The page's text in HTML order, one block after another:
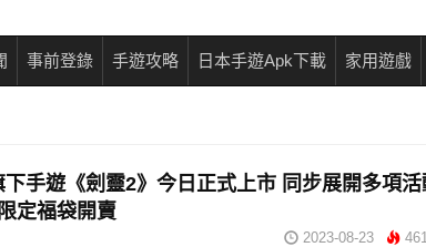
事前登錄 手遊攻略 日本手遊Apk下載 家用遊戲
下手遊《劍靈2》今日正式上市 同步展開多項活
定福袋開賣
2023-08-23